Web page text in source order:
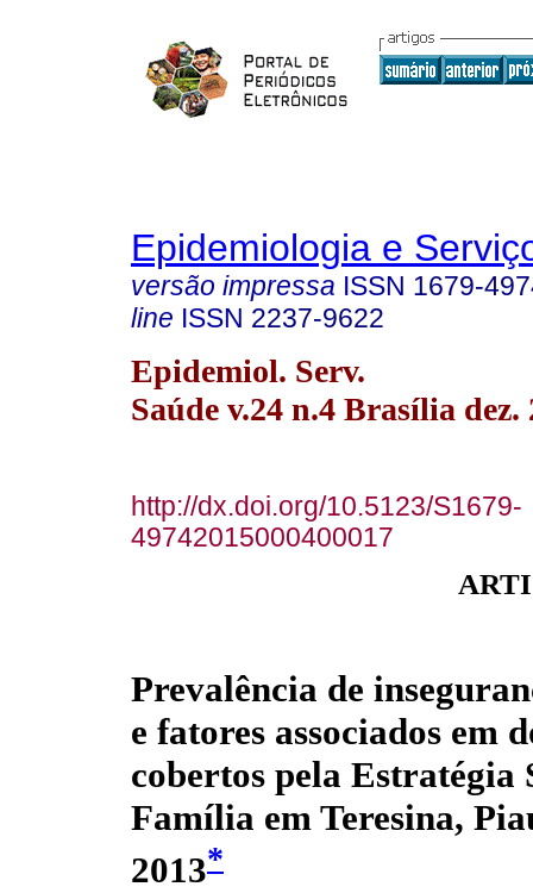
Epidemiologia e
versão impressa ISSN 1679-
line ISSN 2237-9622
Epidemiol. Serv.
Saúde v.24 n.4 Brasília dez.
http://dx.doi.org/10.5123/S1679-
49742015000400017
Prevalência de
e fatores associados em
cobertos pela Estratégia
Família em Teresina,
2013*